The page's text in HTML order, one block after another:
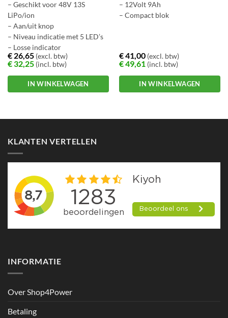
– Geschikt voor 48V 13S
LiPo/ion
– Aan/uit knop
– Niveau indicatie met 5 LED’s
– Losse indicator
€26,65(excl. btw)
€32,25(incl. btw)
IN WINKELWAGEN
– 12Volt 9Ah
– Compact blok
€41,00(excl. btw)
€49,61(incl. btw)
IN WINKELWAGEN
KLANTEN VERTELLEN
INFORMATIE
Over Shop4Power
Betaling